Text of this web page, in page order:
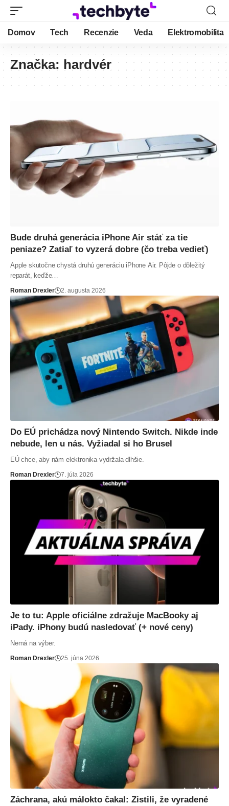
Domov Tech Recenzie Veda Elektromobilita
Značka: hardvér
Bude druhá generácia iPhone Air stáť za tie
peniaze? Zatiaľ to vyzerá dobre (čo treba vedieť)
Apple skutočne chystá druhú generáciu iPhone Air. Pôjde o dôležitý
reparát, keďže…
Roman Drexler 2. augusta 2026
Do EÚ prichádza nový Nintendo Switch. Nikde inde
nebude, len u nás. Vyžiadal si ho Brusel
EÚ chce, aby nám elektronika vydržala dlhšie.
Roman Drexler 7. júla 2026
Je to tu: Apple oficiálne zdražuje MacBooky aj
iPady. iPhony budú nasledovať (+ nové ceny)
Nemá na výber.
Roman Drexler 25. júna 2026
Záchrana, akú málokto čakal: Zistili, že vyradené